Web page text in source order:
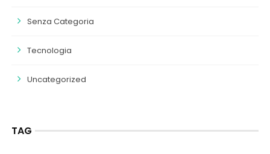
Senza Categoria
Tecnologia
Uncategorized
TAG